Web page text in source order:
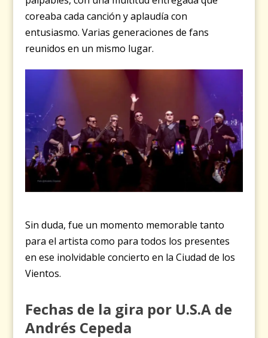
coreaba cada canción y aplaudía con
entusiasmo. Varias generaciones de fans
reunidos en un mismo lugar.
Sin duda, fue un momento memorable tanto
para el artista como para todos los presentes
en ese inolvidable concierto en la Ciudad de los
Vientos.
Fechas de la gira por U.S.A de
Andrés Cepeda